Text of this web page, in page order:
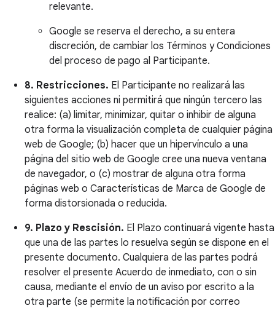
relevante.
Google se reserva el derecho, a su entera
discreción, de cambiar los Términos y Condiciones
del proceso de pago al Participante.
8. Restricciones. El Participante no realizará las
siguientes acciones ni permitirá que ningún tercero las
realice: (a) limitar, minimizar, quitar o inhibir de alguna
otra forma la visualización completa de cualquier página
web de Google; (b) hacer que un hipervínculo a una
página del sitio web de Google cree una nueva ventana
de navegador, o (c) mostrar de alguna otra forma
páginas web o Características de Marca de Google de
forma distorsionada o reducida.
9. Plazo y Rescisión. El Plazo continuará vigente hasta
que una de las partes lo resuelva según se dispone en el
presente documento. Cualquiera de las partes podrá
resolver el presente Acuerdo de inmediato, con o sin
causa, mediante el envío de un aviso por escrito a la
otra parte (se permite la notificación por correo